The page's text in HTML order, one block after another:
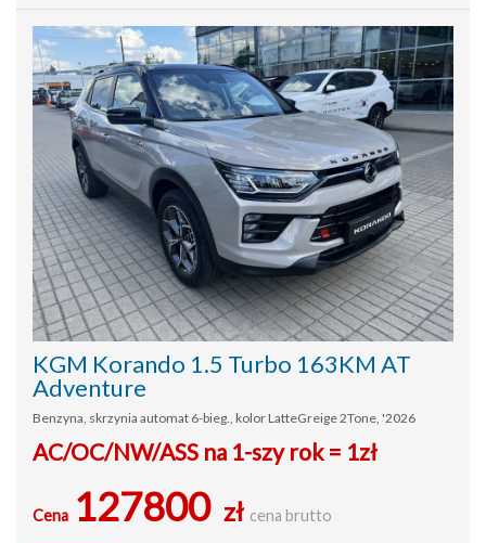
KGM Korando 1.5 Turbo 163KM AT
Adventure
Benzyna, skrzynia automat 6-bieg., kolor LatteGreige 2Tone, '2026
AC/OC/NW/ASS na 1-szy rok = 1zł
Cena 127800 zł cena brutto